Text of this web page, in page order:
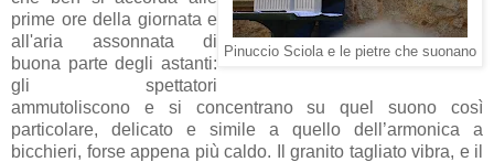
Pinuccio Sciola e le pietre che suonano
prime ore della giornata e
all'aria assonnata di
buona parte degli astanti:
gli spettatori
ammutoliscono e si concentrano su quel suono così
particolare, delicato e simile a quello dell’armonica a
bicchieri, forse appena più caldo. Il granito tagliato vibra, e il